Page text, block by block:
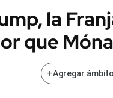
Sustentabilidad
ENERGY REPORT
POLÍTICA
la
que
+Agregar